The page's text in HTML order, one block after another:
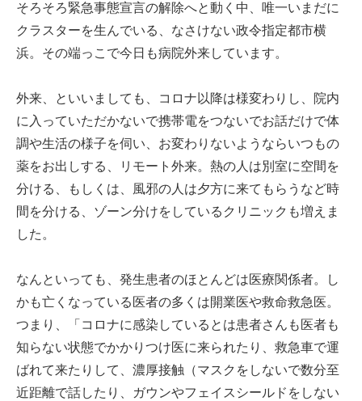
そろそろ緊急事態宣言の解除へと動く中、唯一いまだに
クラスターを生んでいる、なさけない政令指定都市横
浜。その端っこで今日も病院外来しています。
外来、といいましても、コロナ以降は様変わりし、院内
に入っていただかないで携帯電をつないでお話だけで体
調や生活の様子を伺い、お変わりないようならいつもの
薬をお出しする、リモート外来。熱の人は別室に空間を
分ける、もしくは、風邪の人は夕方に来てもらうなど時
間を分ける、ゾーン分けをしているクリニックも増えま
した。
なんといっても、発生患者のほとんどは医療関係者。し
かも亡くなっている医者の多くは開業医や救命救急医。
つまり、「コロナに感染しているとは患者さんも医者も
知らない状態でかかりつけ医に来られたり、救急車で運
ばれて来たりして、濃厚接触（マスクをしないで数分至
近距離で話したり、ガウンやフェイスシールドをしない